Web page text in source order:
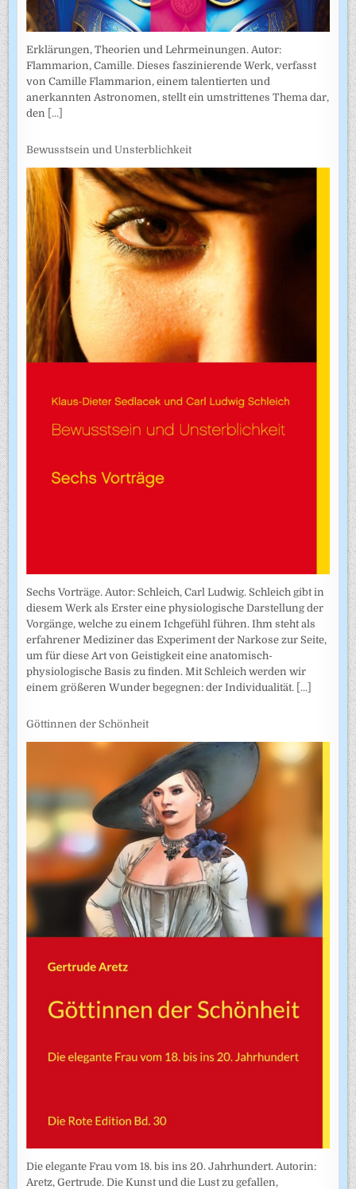
Erklärungen, Theorien und Lehrmeinungen. Autor:
Flammarion, Camille. Dieses faszinierende Werk, verfasst
von Camille Flammarion, einem talentierten und
anerkannten Astronomen, stellt ein umstrittenes Thema dar,
den [...]
Bewusstsein und Unsterblichkeit
Sechs Vorträge. Autor: Schleich, Carl Ludwig. Schleich gibt in
diesem Werk als Erster eine physiologische Darstellung der
Vorgänge, welche zu einem Ichgefühl führen. Ihm steht als
erfahrener Mediziner das Experiment der Narkose zur Seite,
um für diese Art von Geistigkeit eine anatomisch-
physiologische Basis zu finden. Mit Schleich werden wir
einem größeren Wunder begegnen: der Individualität. [...]
Göttinnen der Schönheit
Die elegante Frau vom 18. bis ins 20. Jahrhundert. Autorin:
Aretz, Gertrude. Die Kunst und die Lust zu gefallen,